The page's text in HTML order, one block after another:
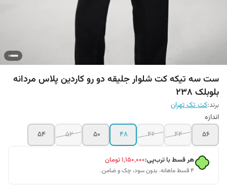
ست سه تیکه کت شلوار جلیقه دو رو کاردین پلاس مردانه
بلوبلک 238
برند:کت تک تهران
اندازه
۵۶
44
46
48
50
52
54
هر قسط با ترب‌پی:۱٬۱۵۰٬۰۰۰تومان
۴ قسط ماهانه. بدون سود، چک و ضامن.